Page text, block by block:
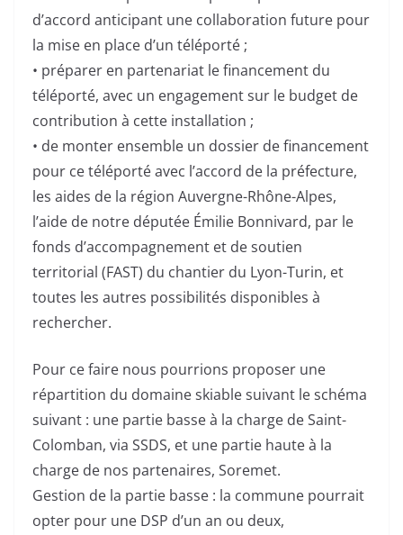
d’accord anticipant une collaboration future pour
la mise en place d’un téléporté ;
• préparer en partenariat le financement du
téléporté, avec un engagement sur le budget de
contribution à cette installation ;
• de monter ensemble un dossier de financement
pour ce téléporté avec l’accord de la préfecture,
les aides de la région Auvergne-Rhône-Alpes,
l’aide de notre députée Émilie Bonnivard, par le
fonds d’accompagnement et de soutien
territorial (FAST) du chantier du Lyon-Turin, et
toutes les autres possibilités disponibles à
rechercher.
Pour ce faire nous pourrions proposer une
répartition du domaine skiable suivant le schéma
suivant : une partie basse à la charge de Saint-
Colomban, via SSDS, et une partie haute à la
charge de nos partenaires, Soremet.
Gestion de la partie basse : la commune pourrait
opter pour une DSP d’un an ou deux,